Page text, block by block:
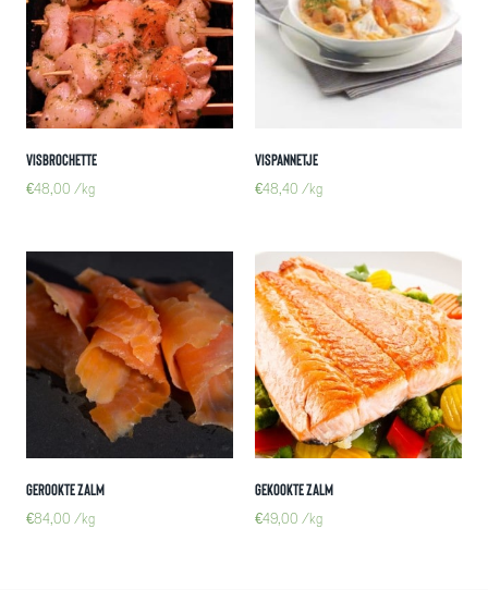
Visbrochette
€48,00 /kg
Vispannetje
€48,40 /kg
Gerookte Zalm
€84,00 /kg
Gekookte Zalm
€49,00 /kg